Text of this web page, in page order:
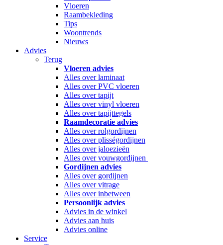
Vloeren
Raambekleding
Tips
Woontrends
Nieuws
Advies
Terug
Vloeren advies
Alles over laminaat
Alles over PVC vloeren
Alles over tapijt
Alles over vinyl vloeren
Alles over tapijttegels
Raamdecoratie advies
Alles over rolgordijnen
Alles over plisségordijnen
Alles over jaloezieën
Alles over vouwgordijnen
Gordijnen advies
Alles over gordijnen
Alles over vitrage
Alles over inbetween
Persoonlijk advies
Advies in de winkel
Advies aan huis
Advies online
Service